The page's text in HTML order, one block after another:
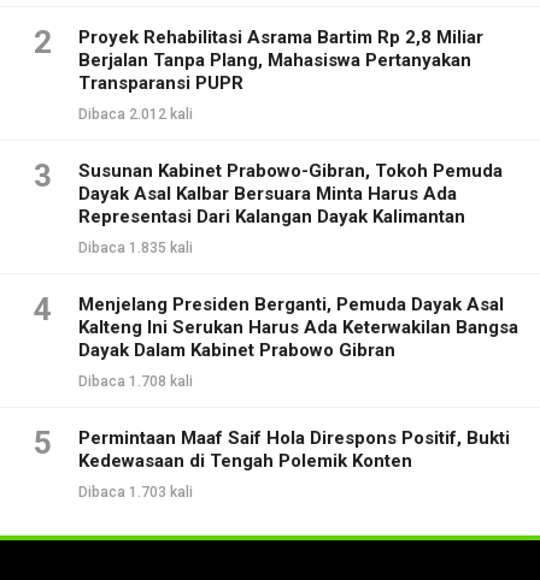
2
Proyek Rehabilitasi Asrama Bartim Rp 2,8 Miliar
Berjalan Tanpa Plang, Mahasiswa Pertanyakan
Transparansi PUPR
Dibaca 2.012 kali
3
Susunan Kabinet Prabowo-Gibran, Tokoh Pemuda
Dayak Asal Kalbar Bersuara Minta Harus Ada
Representasi Dari Kalangan Dayak Kalimantan
Dibaca 1.835 kali
4
Menjelang Presiden Berganti, Pemuda Dayak Asal
Kalteng Ini Serukan Harus Ada Keterwakilan Bangsa
Dayak Dalam Kabinet Prabowo Gibran
Dibaca 1.708 kali
5
Permintaan Maaf Saif Hola Direspons Positif, Bukti
Kedewasaan di Tengah Polemik Konten
Dibaca 1.703 kali